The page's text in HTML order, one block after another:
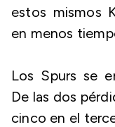
estos mismos
en menos
Los Spurs se
De las dos
cinco en el